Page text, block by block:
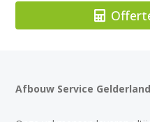
Afbouw Service Gelderland